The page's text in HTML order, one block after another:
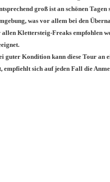
groß ist an schönen
was vor allem bei den
allen Klettersteig-Freaks empfohlen
guter Kondition kann diese Tour an
empfiehlt sich auf jeden Fall die